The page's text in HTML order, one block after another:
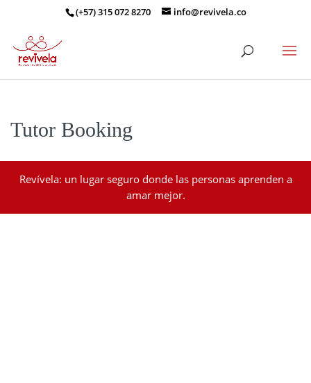
(+57) 315 072 8270 info@revivela.co
Tutor Booking
Revívela: un lugar seguro donde las personas aprenden a
amar mejor.